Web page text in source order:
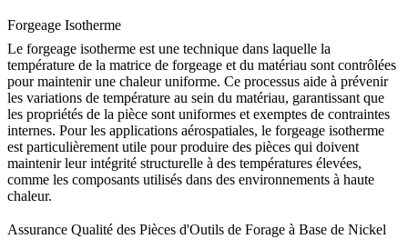
Forgeage Isotherme
Le forgeage isotherme est une technique dans laquelle la
température de la matrice de forgeage et du matériau sont contrôlées
pour maintenir une chaleur uniforme. Ce processus aide à prévenir
les variations de température au sein du matériau, garantissant que
les propriétés de la pièce sont uniformes et exemptes de contraintes
internes. Pour les applications aérospatiales, le forgeage isotherme
est particulièrement utile pour produire des pièces qui doivent
maintenir leur intégrité structurelle à des températures élevées,
comme les composants utilisés dans des environnements à haute
chaleur.
Assurance Qualité des Pièces d'Outils de Forage à Base de Nickel